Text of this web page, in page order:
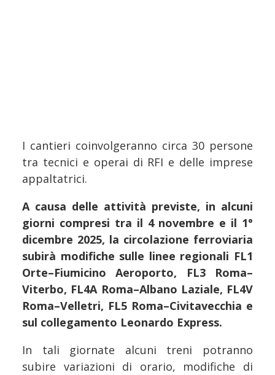
I cantieri coinvolgeranno circa 30 persone
tra tecnici e operai di RFI e delle imprese
appaltatrici.
A causa delle attività previste, in alcuni
giorni compresi tra il 4 novembre e il 1°
dicembre 2025, la circolazione ferroviaria
subirà modifiche sulle linee regionali FL1
Orte–Fiumicino Aeroporto, FL3 Roma–
Viterbo, FL4A Roma–Albano Laziale, FL4V
Roma–Velletri, FL5 Roma–Civitavecchia e
sul collegamento Leonardo Express.
In tali giornate alcuni treni potranno
subire variazioni di orario, modifiche di